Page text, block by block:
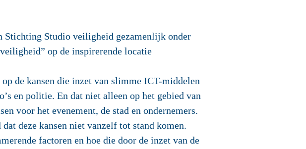
Stichting Studio veiligheid gezamenlijk onder
op de inspirerende locatie
de kansen die inzet van slimme ICT-middelen
en politie. En dat niet alleen op het gebied van
voor het evenement, de stad en ondernemers.
deze kansen niet vanzelf tot stand komen.
factoren en hoe die door de inzet van de